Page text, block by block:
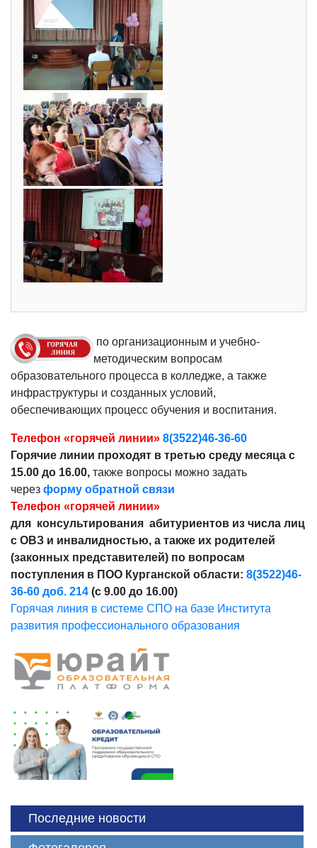
по организационным и учебно-
методическим вопросам
образовательного процесса в колледже, а также
инфраструктуры и созданных условий,
обеспечивающих процесс обучения и воспитания.
Телефон «горячей линии» 8(3522)46-36-60
Горячие линии проходят в третью среду месяца с
15.00 до 16.00, также вопросы можно задать
через форму обратной связи
Телефон «горячей линии»
для консультирования абитуриентов из числа лиц
с ОВЗ и инвалидностью, а также их родителей
(законных представителей) по вопросам
поступления в ПОО Курганской области: 8(3522)46-
36-60 доб. 214 (с 9.00 до 16.00)
Горячая линия в системе СПО на базе Института
развития профессионального образования
Последние новости